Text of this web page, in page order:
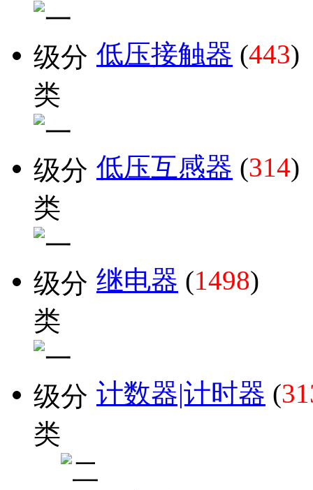
低压接触器 (443)
低压互感器 (314)
继电器 (1498)
计数器|计时器 (